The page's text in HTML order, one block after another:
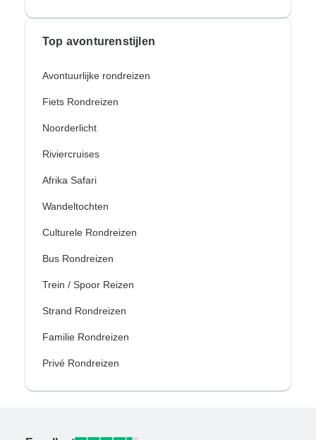
Top avonturenstijlen
Avontuurlijke rondreizen
Fiets Rondreizen
Noorderlicht
Riviercruises
Afrika Safari
Wandeltochten
Culturele Rondreizen
Bus Rondreizen
Trein / Spoor Reizen
Strand Rondreizen
Familie Rondreizen
Privé Rondreizen